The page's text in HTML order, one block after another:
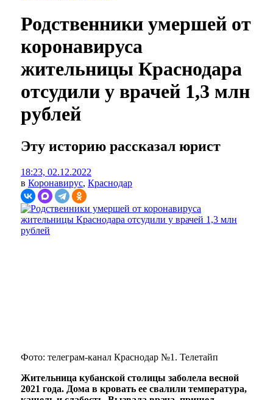
Родственники умершей от
коронавируса
жительницы Краснодара
отсудили у врачей 1,3 млн
рублей
Эту историю рассказал юрист
18:23, 02.12.2022
в Коронавирус, Краснодар
Фото: телеграм-канал Краснодар №1. Телетайп
Жительница кубанской столицы заболела весной
2021 года. Дома в кровать ее свалили температура,